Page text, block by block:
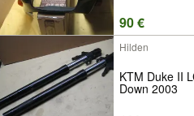
90 €
Hilden
KTM Duke II
Down 2003